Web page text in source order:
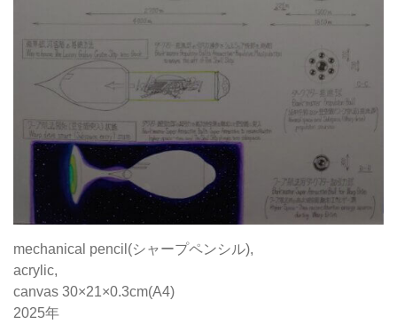
mechanical pencil(シャープペンシル),
acrylic,
canvas 30×21×0.3cm(A4)
2025年